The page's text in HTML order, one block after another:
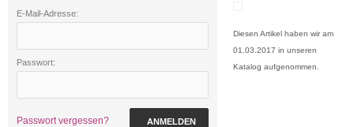
Diesen Artikel haben wir am
01.03.2017 in unseren
Katalog aufgenommen.
E-Mail-Adresse:
Passwort:
Passwort vergessen? ANMELDEN